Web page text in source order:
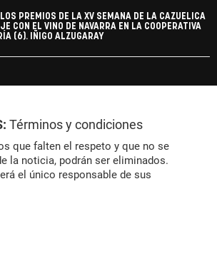
PREMIOS DE LA XV SEMANA DE LA CAZUELICA
CON EL VINO DE NAVARRA EN LA COOPERATIVA
(6). IÑIGO ALZUGARAY
Términos y condiciones
que falten el respeto y que no se
la noticia, podrán ser eliminados.
el único responsable de sus